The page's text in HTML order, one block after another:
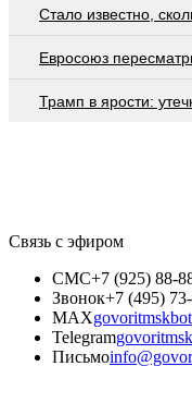
Стало известно,
Евросоюз
Трамп в ярости:
Связь с эфиром
СМС+7 (925) 88-
Звонок+7 (495)
MAXgovoritmskbot
Telegram
Письмо